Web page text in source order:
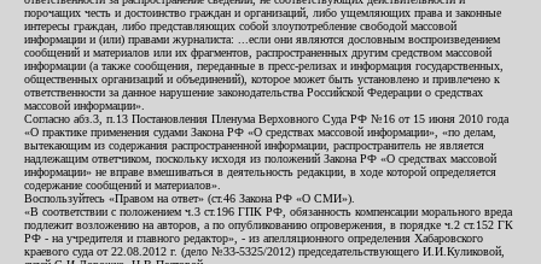
порочащих честь и достоинство граждан и организаций, либо ущемляющих права и законные
интересы граждан, либо представляющих собой злоупотребление свободой массовой
информации и (или) правами журналиста: ...если они являются дословным воспроизведением
сообщений и материалов или их фрагментов, распространенных другим средством массовой
информации (а также сообщения, переданные в пресс-релизах и информация государственных,
общественных организаций и объединений), которое может быть установлено и привлечено к
ответственности за данное нарушение законодательства Российской Федерации о средствах
массовой информации».
Согласно абз.3, п.13 Постановления Пленума Верховного Суда РФ №16 от 15 июня 2010 года
«О практике применения судами Закона РФ «О средствах массовой информации», «по делам,
вытекающим из содержания распространенной информации, распространитель не является
надлежащим ответчиком, поскольку исходя из положений Закона РФ «О средствах массовой
информации» не вправе вмешиваться в деятельность редакции, в ходе которой определяется
содержание сообщений и материалов».
Воспользуйтесь «Правом на ответ» (ст.46 Закона РФ «О СМИ»).
«В соответствии с положением ч.3 ст.196 ГПК РФ, обязанность компенсации морального вреда
подлежит возложению на авторов, а по опубликованию опровержения, в порядке ч.2 ст.152 ГК
РФ - на учредителя и главного редактор», - из апелляционного определения Хабаровского
краевого суда от 22.08.2012 г. (дело №33-5325/2012) председательствующего И.И.Куликовой,